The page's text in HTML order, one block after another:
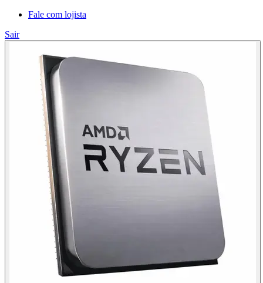
Fale com lojista
Sair